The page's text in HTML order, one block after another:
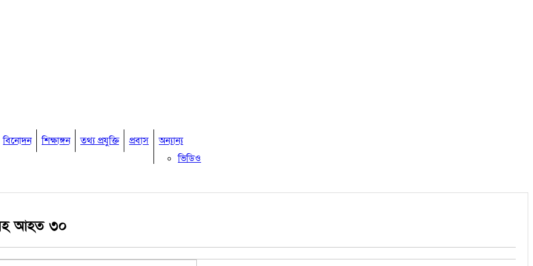
বিনোদন শিক্ষাঙ্গন তথ্য প্রযুক্তি প্রবাস
অন্যান্য
ভিডিও
আহত ৩০